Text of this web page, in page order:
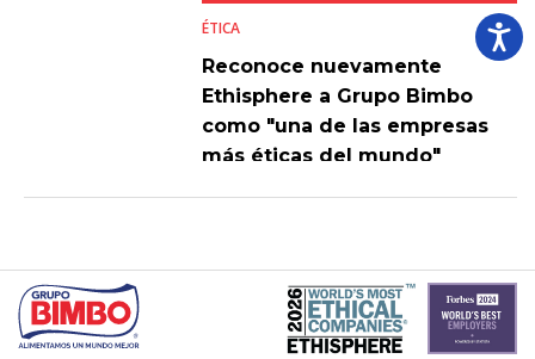
ÉTICA
Reconoce nuevamente
Ethisphere a Grupo Bimbo
como "una de las empresas
más éticas del mundo"